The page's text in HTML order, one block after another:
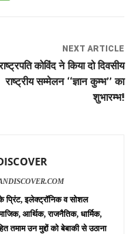
NEXT ARTICLE
कोविंद ने किया दो दिवसीय
राष्ट्रीय सम्मेलन ‘‘ज्ञान कुम्भ’’ का
शुभारम्भ!
के प्रिंट, इलेक्ट्रॉनिक व सोशल
आर्थिक, राजनैतिक, धार्मिक,
तमाम उन मुद्दों को बेबाकी से उठाना